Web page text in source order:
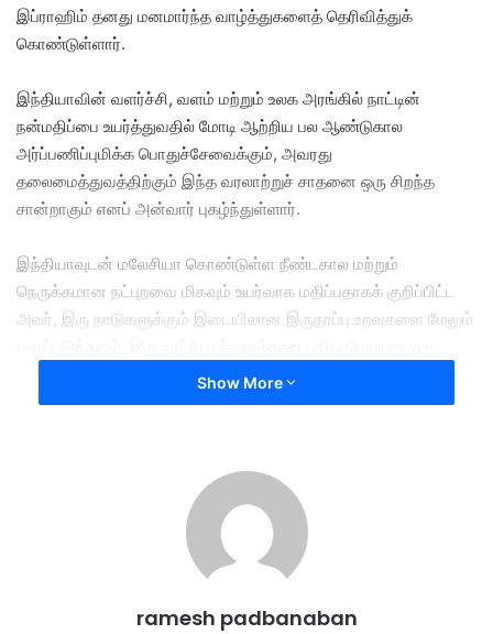
இப்ராஹிம் தனது மனமார்ந்த வாழ்த்துகளைத் தெரிவித்துக்
கொண்டுள்ளார்.
இந்தியாவின் வளர்ச்சி, வளம் மற்றும் உலக அரங்கில் நாட்டின்
நன்மதிப்பை உயர்த்துவதில் மோடி ஆற்றிய பல ஆண்டுகால
அர்ப்பணிப்புமிக்க பொதுச்சேவைக்கும், அவரது
தலைமைத்துவத்திற்கும் இந்த வரலாற்றுச் சாதனை ஒரு சிறந்த
சான்றாகும் எனப் அன்வார் புகழ்ந்துள்ளார்.
இந்தியாவுடன் மலேசியா கொண்டுள்ள நீண்டகால மற்றும்
நெருக்கமான நட்புறவை மிகவும் உயர்வாக மதிப்பதாகக் குறிப்பிட்ட
அவர், இரு நாடுகளுக்கும் இடையிலான இருதரப்பு உறவுகளை மேலும்
சமூக வாய்ப்புகளை விரிவுபடுத்தவும் மோடி தலைமையுடன்
தொடர்ந்து இணைந்து பணியாற்ற ஆவலோடு காத்திருப்பதாக,
கடந்த 2014-ஆம் ஆண்டு மே 26-ஆம் தேதி இந்தியாவின்
பிரதமராக முதன் முறையாகப் பொறுப்பேற்ற நரேந்திர மோடி,
இன்றுடன் தொடர்ந்து 4,399 நாட்களை நிறைவுச் செய்துள்ளார்.
நேருவின் 4,398 நாட்கள் தேர்தல் காலப் பதவிக் கால சாதனையை
Show More
ramesh padbanaban